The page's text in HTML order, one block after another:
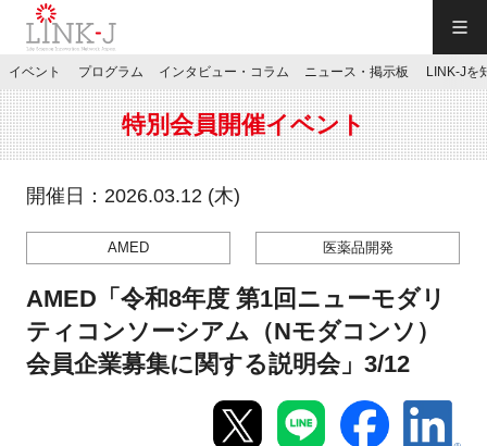
JP／EN
特別会員専用メニュー
施設ご予約
イベント プログラム インタビュー・コラム ニュース・掲示板 LINK-Jを
特別会員開催イベント
開催日：2026.03.12 (木)
AMED 医薬品開発
AMED「令和8年度 第1回ニューモダリ
ティコンソーシアム（Nモダコンソ）
会員企業募集に関する説明会」3/12